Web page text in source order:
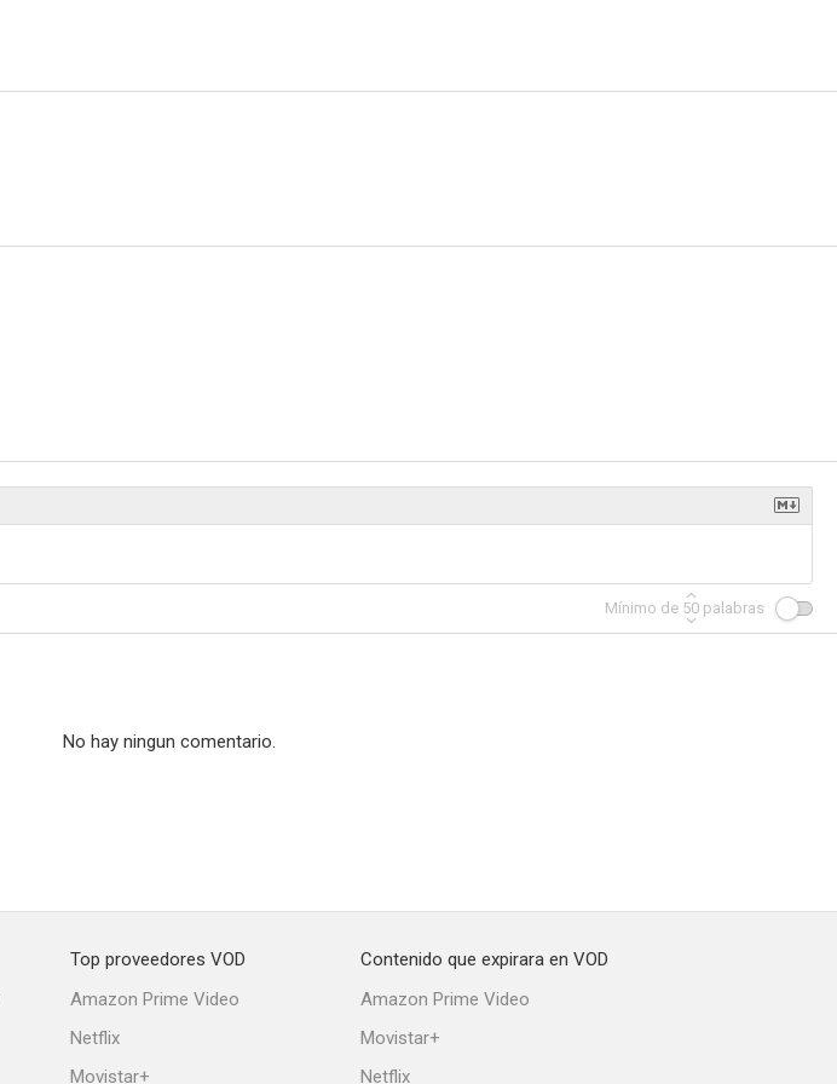
Mínimo de 50 palabras
No hay ningun comentario.
Top proveedores VOD
Amazon Prime Video
Netflix
Movistar+
Contenido que expirara en VOD
Amazon Prime Video
Movistar+
Netflix